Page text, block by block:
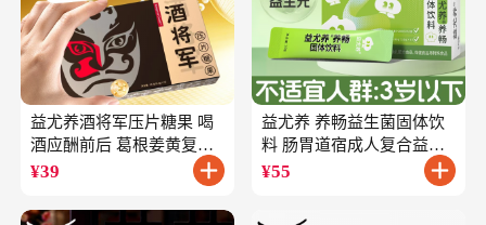
益尤养酒将军压片糖果 喝
酒应酬前后 葛根姜黄复合
成分
¥39
益尤养 养畅益生菌固体饮
料 肠胃道宿成人复合益生
元
¥55